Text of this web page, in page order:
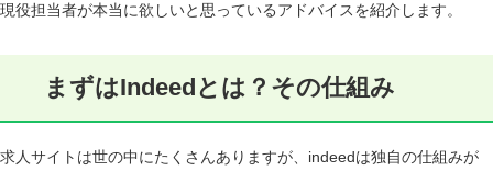
現役担当者が本当に欲しいと思っているアドバイスを紹介します。
まずはIndeedとは？その仕組み
求人サイトは世の中にたくさんありますが、indeedは独自の仕組みが